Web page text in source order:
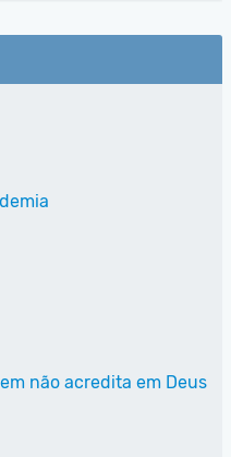
não acredita em Deus